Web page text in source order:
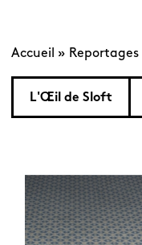
Accueil » Reportages
L'Œil de Sloft